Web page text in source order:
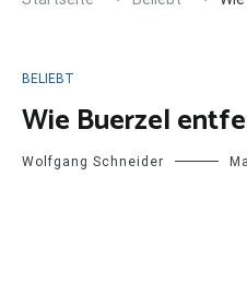
BELIEBT
Wie Buerzel
Wolfgang Schneider